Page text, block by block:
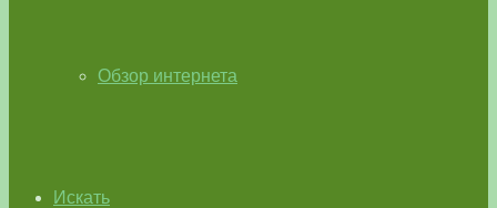
Обзор интернета
Искать